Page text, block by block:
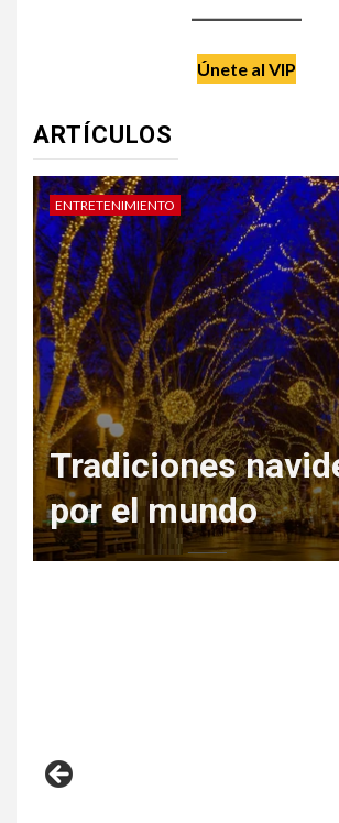
Únete al VIP
ARTÍCULOS
DATE UN CAPRICHO
Regala Escapadas